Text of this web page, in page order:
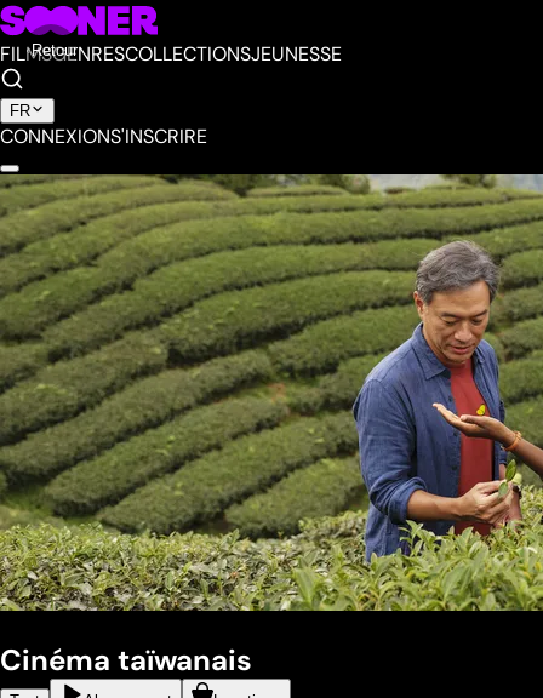
FILMSGENRESCOLLECTIONSJEUNESSE
FR
CONNEXIONS'INSCRIRE
Retour
Cinéma taïwanais